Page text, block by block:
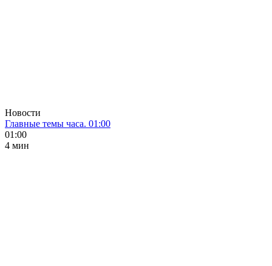
Новости
Главные темы часа. 01:00
01:00
4 мин